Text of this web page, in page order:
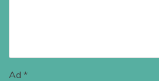
Ad *